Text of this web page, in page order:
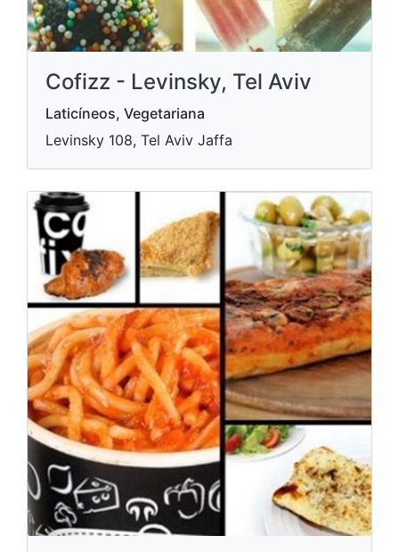
Cofizz - Levinsky, Tel Aviv
Laticíneos, Vegetariana
Levinsky 108, Tel Aviv Jaffa